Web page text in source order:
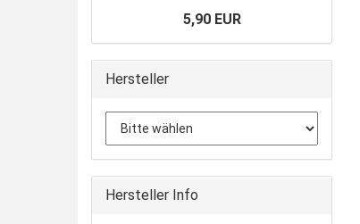
5,90 EUR
Hersteller
Hersteller Info